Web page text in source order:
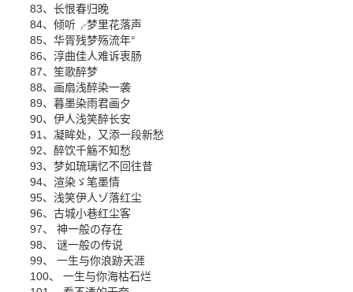
83、长恨春归晚
84、倾听╭梦里花落声
85、华胥残梦殇流年°
86、淳曲佳人难诉衷肠
87、笙歌醉梦
88、画扇浅醉染一袭
89、暮墨染雨君画夕
90、伊人浅笑醉长安
91、凝眸处，又添一段新愁
92、醉饮千觞不知愁
93、梦如琉璃忆不回往昔
94、渲染ゞ笔墨情
95、浅笑伊人ゾ落红尘
96、古城小巷红尘客
97、 神一般の存在
98、 谜一般の传说
99、 一生与你浪跡天涯
100、 一生与你海枯石烂